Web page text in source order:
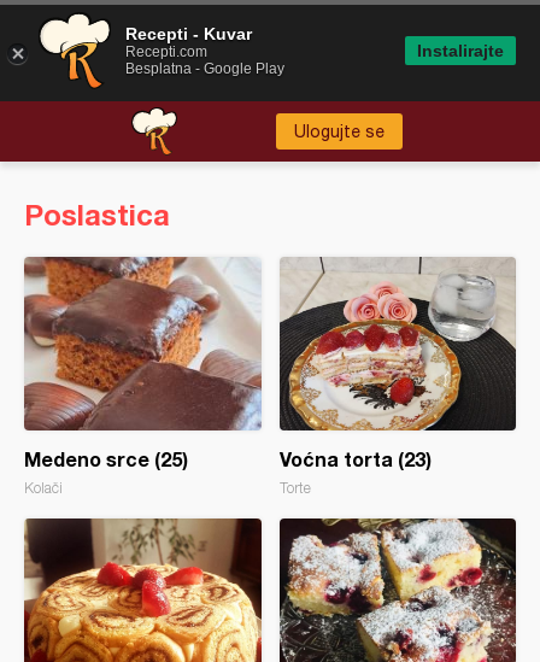
Ulogujte se
Poslastica
Medeno srce (25)
Kolači
Voćna torta (23)
Torte
Recepti - Kuvar
Recepti.com
Besplatna - Google Play
Instalirajte